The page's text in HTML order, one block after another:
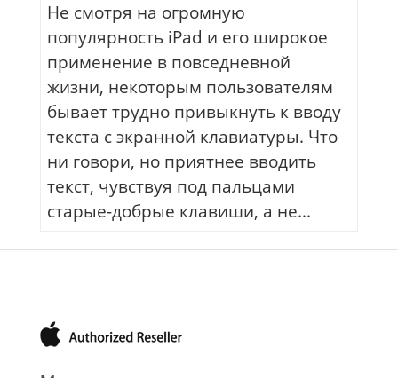
Не смотря на огромную
популярность iPad и его широкое
применение в повседневной
жизни, некоторым пользователям
бывает трудно привыкнуть к вводу
текста с экранной клавиатуры. Что
ни говори, но приятнее вводить
текст, чувствуя под пальцами
старые-добрые клавиши, а не...